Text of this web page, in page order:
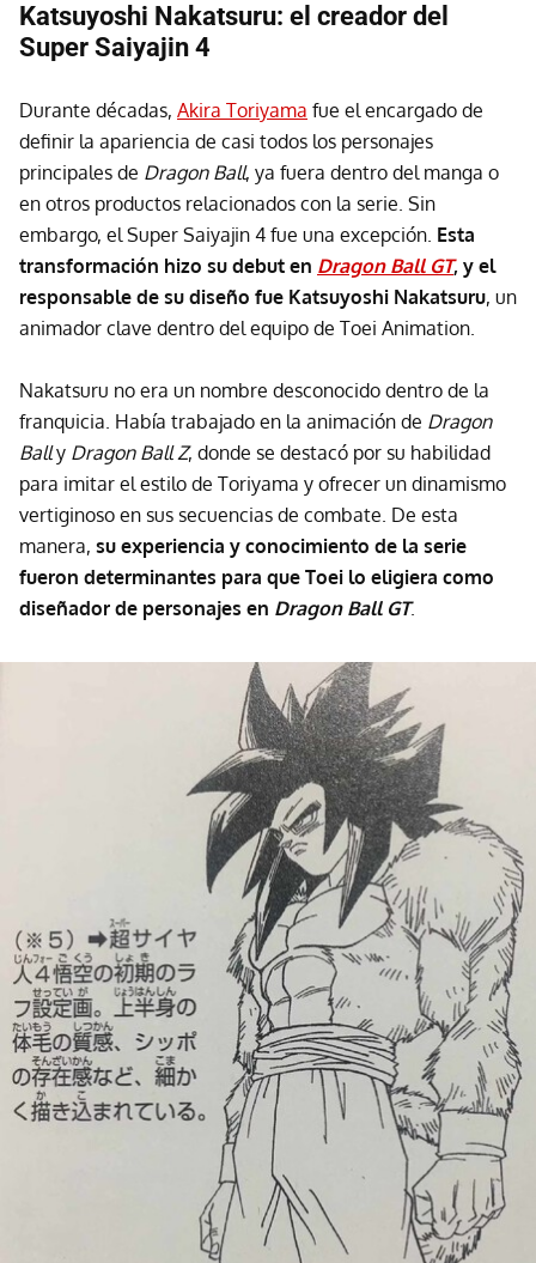
Katsuyoshi Nakatsuru: el creador del
Super Saiyajin 4
Durante décadas, Akira Toriyama fue el encargado de
definir la apariencia de casi todos los personajes
principales de Dragon Ball, ya fuera dentro del manga o
en otros productos relacionados con la serie. Sin
embargo, el Super Saiyajin 4 fue una excepción. Esta
transformación hizo su debut en Dragon Ball GT, y el
responsable de su diseño fue Katsuyoshi Nakatsuru, un
animador clave dentro del equipo de Toei Animation.
Nakatsuru no era un nombre desconocido dentro de la
franquicia. Había trabajado en la animación de Dragon
Bally Dragon Ball Z, donde se destacó por su habilidad
para imitar el estilo de Toriyama y ofrecer un dinamismo
vertiginoso en sus secuencias de combate. De esta
manera, su experiencia y conocimiento de la serie
fueron determinantes para que Toei lo eligiera como
diseñador de personajes en Dragon Ball GT.